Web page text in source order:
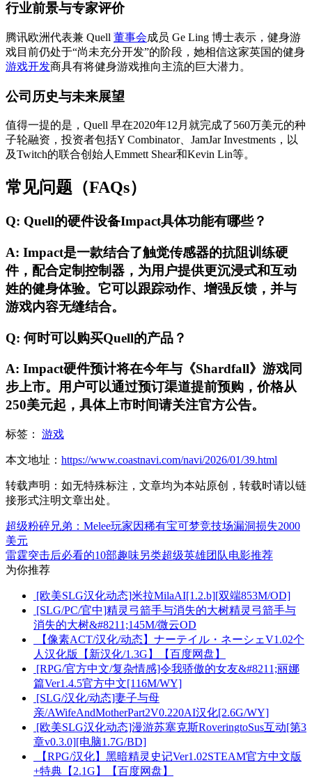
行业前景与专家评价
腾讯欧洲代表兼 Quell 董事会成员 Ge Ling 博士表示，健身游
戏目前仍处于“尚未充分开发”的阶段，她相信这家英国的健身
游戏开发商具有将健身游戏推向主流的巨大潜力。
公司历史与未来展望
值得一提的是，Quell 早在2020年12月就完成了560万美元的种
子轮融资，投资者包括Y Combinator、JamJar Investments，以
及Twitch的联合创始人Emmett Shear和Kevin Lin等。
常见问题（FAQs）
Q: Quell的硬件设备Impact具体功能有哪些？
A: Impact是一款结合了触觉传感器的抗阻训练硬
件，配合定制控制器，为用户提供更沉浸式和互动
姓的健身体验。它可以跟踪动作、增强反馈，并与
游戏内容无缝结合。
Q: 何时可以购买Quell的产品？
A: Impact硬件预计将在今年与《Shardfall》游戏同
步上市。用户可以通过预订渠道提前预购，价格从
250美元起，具体上市时间请关注官方公告。
标签： 游戏
本文地址： https://www.coastnavi.com/navi/2026/01/39.html
转载声明： 如无特殊标注，文章均为本站原创，转载时请以链
接形式注明文章出处。
超级粉碎兄弟：Melee玩家因稀有宝可梦竞技场漏洞损失2000
美元
雷霆突击后必看的10部趣味另类超级英雄团队电影推荐
为你推荐
[欧美SLG汉化动态]米拉MilaAI[1.2.b][双端853M/OD]
[SLG/PC/官中]精灵弓箭手与消失的大树精灵弓箭手与
消失的大树&#8211;145M/微云OD
【像素ACT/汉化/动态】ナーテイル・ネーシェV1.02个
人汉化版【新汉化/1.3G】【百度网盘】
[RPG/官方中文/复杂情感]令我骄傲的女友&#8211;丽娜
篇Ver1.4.5官方中文[116M/WY]
[SLG/汉化/动态]妻子与母
亲/AWifeAndMotherPart2V0.220AI汉化[2.6G/WY]
[欧美SLG汉化动态]漫游苏塞克斯RoveringtoSus互动[第3
章v0.3.0][电脑1.7G/BD]
【RPG/汉化】黑暗精灵史记Ver1.02STEAM官方中文版
+特典【2.1G】【百度网盘】